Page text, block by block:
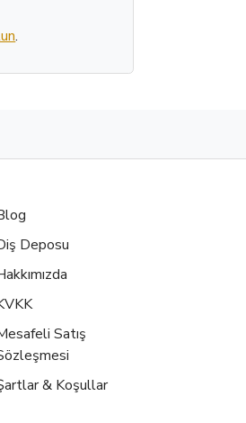
.
Deposu
Satış
& Koşullar